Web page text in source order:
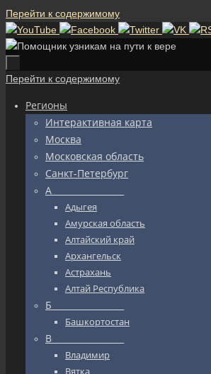
Перейти к содержимому
Перейти к содержимому
Регионы
Интерактивная карта
Москва
Московская область
Санкт-Петербург
А_________________
Адыгея
Амурская область
Алтайский край
Архангельск
Астрахань
Алтай Республика
Б_________________
Башкортостан
В_________________
Владимир
Вятка